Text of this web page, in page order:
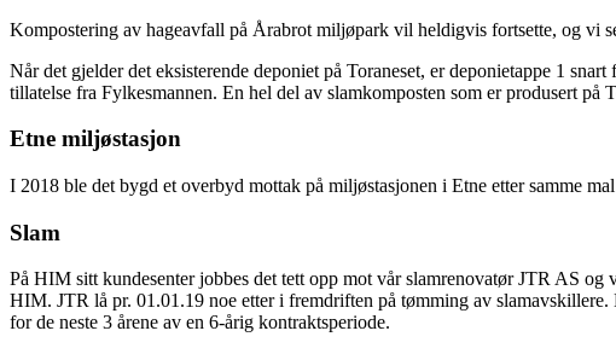
Kompostering av hageavfall på Årabrot miljøpark vil heldigvis fortsette, og vi
Når det gjelder det eksisterende deponiet på Toraneset, er deponietappe 1
tillatelse fra Fylkesmannen. En hel del av slamkomposten som er produsert på
Etne miljøstasjon
I 2018 ble det bygd et overbyd mottak på miljøstasjonen i Etne etter samme
Slam
På HIM sitt kundesenter jobbes det tett opp mot vår slamrenovatør JTR AS
HIM. JTR lå pr. 01.01.19 noe etter i fremdriften på tømming av
for de neste 3 årene av en 6-årig kontraktsperiode.